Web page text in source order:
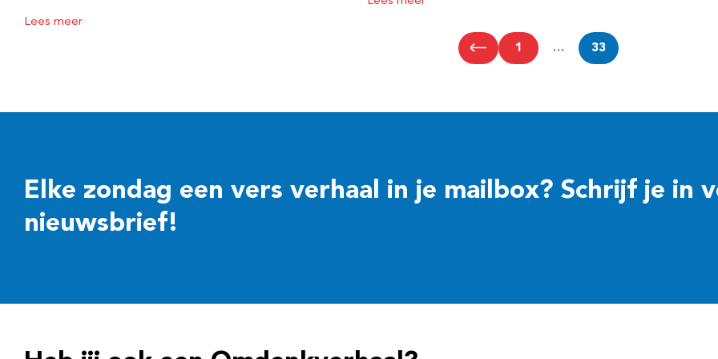
Lees meer
1 … 33
Elke zondag een vers verhaal in je mailbox? Schrijf je in
nieuwsbrief!